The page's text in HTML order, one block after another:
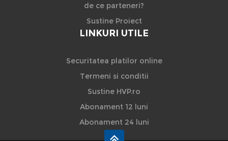
de ce parteneri?
Sustine Proiect
LINKURI UTILE
Securitatea platilor online
Termeni si conditii
Sustine HVP.ro
Abonament 12 luni
Abonament 24 luni